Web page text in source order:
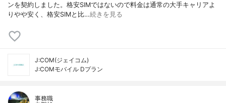
ンを契約しました。格安SIMではないので料金は通常の大手キャリアよ
りやや安く、格安SIMと比…続きを見る
J:COM(ジェイコム)
J:COMモバイル Dプラン
事務職